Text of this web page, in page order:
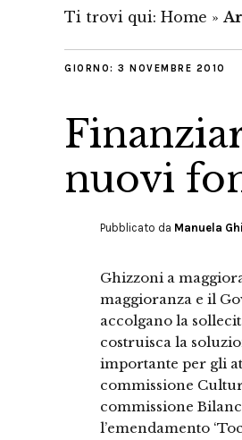
Ti trovi qui: Home »
GIORNO: 3 NOVEMBRE 2010
nuovi
Pubblicato da Manuela
Ghizzoni a
maggioranza e il
accolgano la
costruisca la
importante per gli
commissione
commissione
l’emendamento